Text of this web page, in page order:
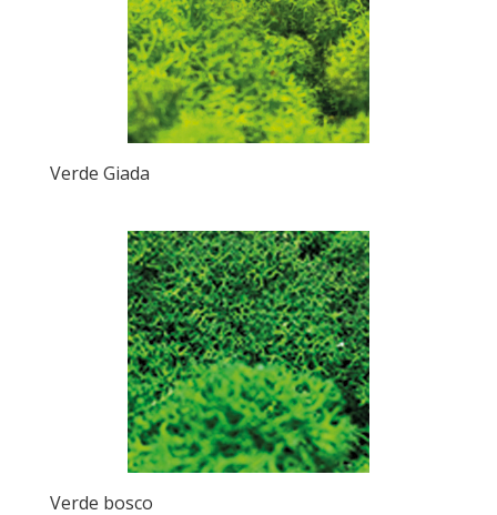
Verde Giada
Verde bosco